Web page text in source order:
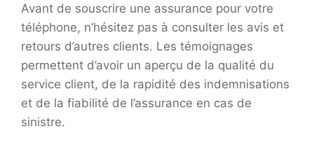
Avant de souscrire une assurance pour votre
téléphone, n’hésitez pas à consulter les avis et
retours d’autres clients. Les témoignages
permettent d’avoir un aperçu de la qualité du
service client, de la rapidité des indemnisations
et de la fiabilité de l’assurance en cas de
sinistre.